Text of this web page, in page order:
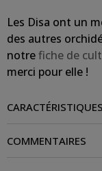
Les Disa ont un
des autres
notrefiche de
merci pour elle !
CARACTÉRISTIQUES
COMMENTAIRES